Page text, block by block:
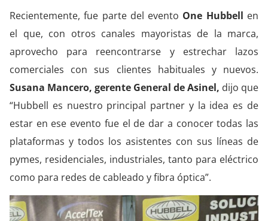
Recientemente, fue parte del evento One Hubbell en
el que, con otros canales mayoristas de la marca,
aprovecho para reencontrarse y estrechar lazos
comerciales con sus clientes habituales y nuevos.
Susana Mancero, gerente General de Asinel, dijo que
“Hubbell es nuestro principal partner y la idea es de
estar en ese evento fue el de dar a conocer todas las
plataformas y todos los asistentes con sus líneas de
pymes, residenciales, industriales, tanto para eléctrico
como para redes de cableado y fibra óptica”.